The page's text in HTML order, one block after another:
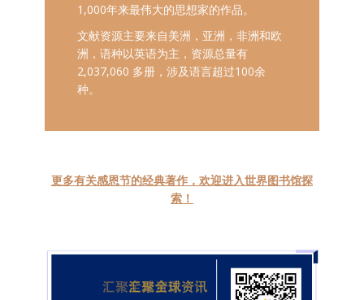
1,000年来最伟大的思想家的作品。
文献资源主要来自美洲，亚洲，非洲和欧
洲，语种以英语为主，资源总量有
2,037,060 多册，涉及语言超过100余
种。
更多有关感恩节的经典著作，欢迎进入世界图书馆探
索！